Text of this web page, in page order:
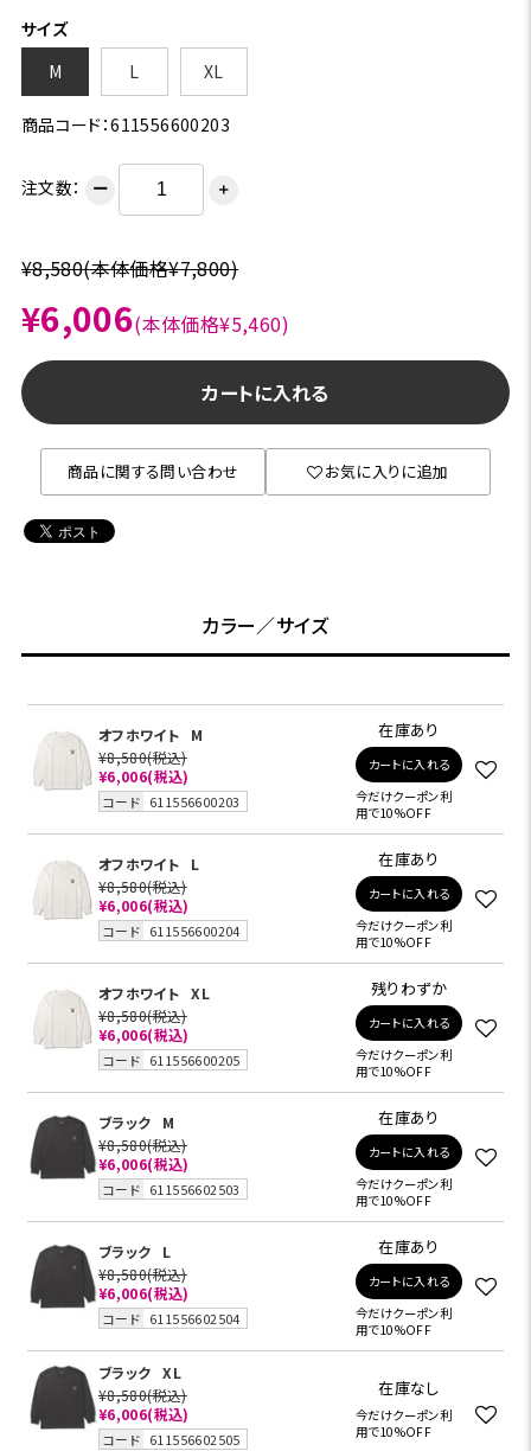
サイズ
M
L XL
商品コード：611556600203
注文数： ー ＋
¥8,580(本体価格¥7,800)
¥6,006(本体価格¥5,460)
カートに入れる
商品に関する問い合わせ お気に入りに追加
カラー／サイズ
オフホワイト
M
¥8,580(税込)
¥6,006(税込)
コード 611556600203
在庫あり
カートに入れる
今だけクーポン利
用で10%OFF
オフホワイト
L
¥8,580(税込)
¥6,006(税込)
コード 611556600204
在庫あり
カートに入れる
今だけクーポン利
用で10%OFF
オフホワイト
XL
¥8,580(税込)
¥6,006(税込)
コード 611556600205
残りわずか
カートに入れる
今だけクーポン利
用で10%OFF
ブラック
M
¥8,580(税込)
¥6,006(税込)
コード 611556602503
在庫あり
カートに入れる
今だけクーポン利
用で10%OFF
ブラック
L
¥8,580(税込)
¥6,006(税込)
コード 611556602504
在庫あり
カートに入れる
今だけクーポン利
用で10%OFF
ブラック
XL
¥8,580(税込)
¥6,006(税込)
コード 611556602505
在庫なし
今だけクーポン利
用で10%OFF